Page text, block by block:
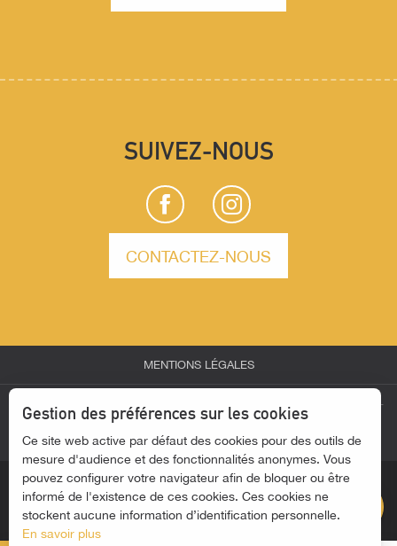
Description
Contacter par
SUIVEZ-NOUS
CONTACTEZ-NOUS
MENTIONS LÉGALES
ESPACE PARTENAIRES ESPACE GROUPES ESPACE PRESSE -
ACTUALITÉS - ACCESSIBILITÉ - SITE NON CONFORME
Gestion des préférences sur les cookies
Ce site web active par défaut des cookies pour des outils de
mesure d'audience et des fonctionnalités anonymes. Vous
pouvez configurer votre navigateur afin de bloquer ou être
informé de l'existence de ces cookies. Ces cookies ne
stockent aucune information d’identification personnelle.
En savoir plus